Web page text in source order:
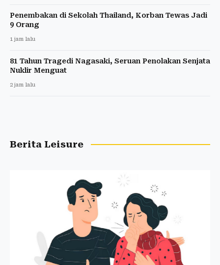
Penembakan di Sekolah Thailand, Korban Tewas Jadi
9 Orang
1 jam lalu
81 Tahun Tragedi Nagasaki, Seruan Penolakan Senjata
Nuklir Menguat
2 jam lalu
Berita Leisure